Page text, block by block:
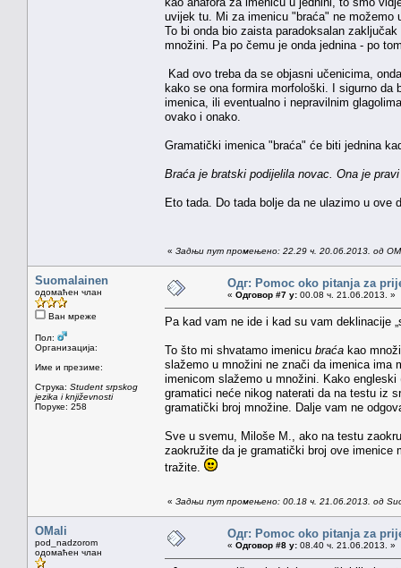
uvijek tu. Mi za imenicu "braća" ne možemo
To bi onda bio zaista paradoksalan
množini. Pa po čemu je onda jednina - po
Kad ovo treba da se objasni učenicima,
kako se ona formira morfološki. I sigurno da
imenica, ili eventualno i nepravilnim
ovako i onako.
Gramatički imenica "braća" će biti jednina
Braća je bratski podijelila novac. Ona je
Eto tada. Do tada bolje da ne ulazimo u ove
« Задњи пут промењено: 22.29 ч. 20.06.2013. од
Suomalainen
одомаћен члан
Ван мреже
Пол:
Организација:
Име и презиме:
Струка: Student srpskog
jezika i književnosti
Поруке: 258
Одг: Pomoc oko pitanja za
« Одговор #7 у: 00.08 ч. 21.06.2013. »
Pa kad vam ne ide i kad su vam deklinacije
To što mi shvatamo imenicu braća kao
slažemo u množini ne znači da imenica ima
imenicom slažemo u množini. Kako
gramatici neće nikog naterati da na testu iz
gramatički broj množine. Dalje vam ne
Sve u svemu, Miloše M., ako na testu
zaokružite da je gramatički broj ove imenice
tražite.
« Задњи пут промењено: 00.18 ч. 21.06.2013. од
OMali
pod_nadzorom
одомаћен члан
Одг: Pomoc oko pitanja za
« Одговор #8 у: 08.40 ч. 21.06.2013. »